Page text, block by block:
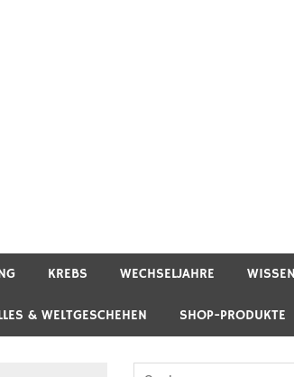
KREBS WECHSELJAHRE
& WELTGESCHEHEN SHOP-PRODUKTE